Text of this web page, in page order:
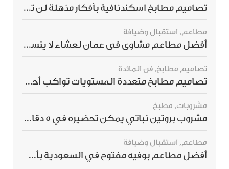
تصاميم مطابخ اسكندنافية بأفكار مذهلة لن ترغبي بتفويتها
مطاعم, استقبال وضيافة
أفضل مطاعم مشاوي في عمان لعشاء لا ينسى
تصاميم مطابخ, فن المائدة
تصاميم مطابخ متعددة المستويات تواكب أحدث صيحات الديكور العالمي
مشروبات, مطبخ
مشروب بروتين نباتي يمكن تحضيره في 5 دقائق ويمنحك شعورًا بالشبع
مطاعم, استقبال وضيافة
أفضل مطاعم بوفيه مفتوح في السعودية بأسعار تناسب الجميع